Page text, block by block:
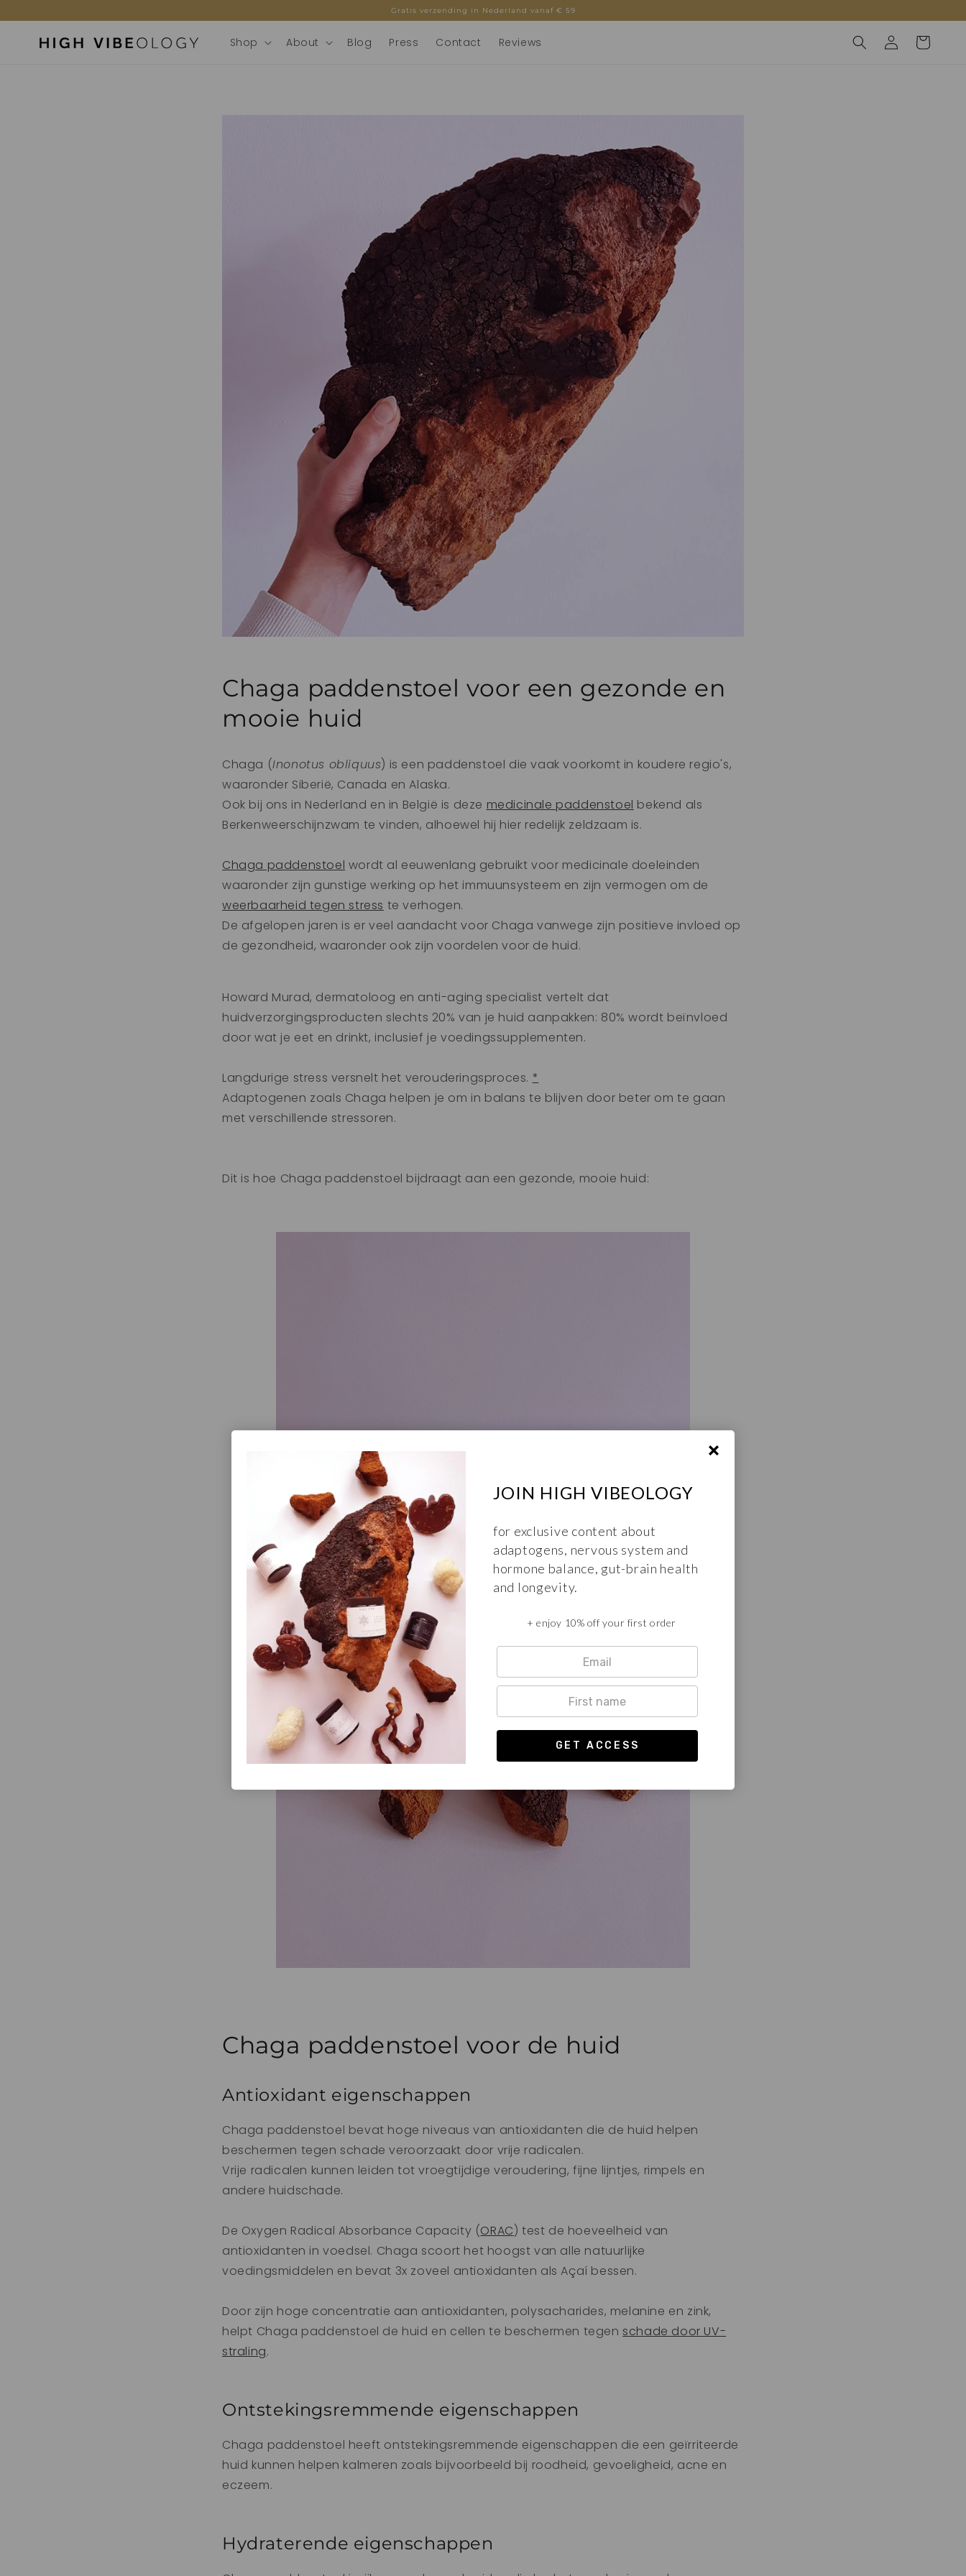
naar de
Gratis verzending in Nederland vanaf € 59
Shop About Blog Press Contact Reviews Inloggen
Winkelwagen
Chaga paddenstoel voor een gezonde en
mooie huid
Chaga (Inonotus obliquus) is een paddenstoel die vaak voorkomt in koudere regio's,
waaronder Siberië, Canada en Alaska.
Ook bij ons in Nederland en in België is deze medicinale paddenstoel bekend als
Berkenweerschijnzwam te vinden, alhoewel hij hier redelijk zeldzaam is.
Chaga paddenstoel wordt al eeuwenlang gebruikt voor medicinale doeleinden
waaronder zijn gunstige werking op het immuunsysteem en zijn vermogen om de
weerbaarheid tegen stress te verhogen.
De afgelopen jaren is er veel aandacht voor Chaga vanwege zijn positieve invloed op
de gezondheid, waaronder ook zijn voordelen voor de huid.
Howard Murad, dermatoloog en anti-aging specialist vertelt dat
huidverzorgingsproducten slechts 20% van je huid aanpakken: 80% wordt beïnvloed
door wat je eet en drinkt, inclusief je voedingssupplementen.
Langdurige stress versnelt het verouderingsproces. *
Adaptogenen zoals Chaga helpen je om in balans te blijven door beter om te gaan
met verschillende stressoren.
Dit is hoe Chaga paddenstoel bijdraagt aan een gezonde, mooie huid:
Chaga paddenstoel voor de huid
Antioxidant eigenschappen
Chaga paddenstoel bevat hoge niveaus van antioxidanten die de huid helpen
beschermen tegen schade veroorzaakt door vrije radicalen.
Vrije radicalen kunnen leiden tot vroegtijdige veroudering, fijne lijntjes, rimpels en
andere huidschade.
De Oxygen Radical Absorbance Capacity (ORAC) test de hoeveelheid van
antioxidanten in voedsel. Chaga scoort het hoogst van alle natuurlijke
voedingsmiddelen en bevat 3x zoveel antioxidanten als Açaí bessen.
Door zijn hoge concentratie aan antioxidanten, polysacharides, melanine en zink,
helpt Chaga paddenstoel de huid en cellen te beschermen tegen schade door UV-
straling.
Ontstekingsremmende eigenschappen
Chaga paddenstoel heeft ontstekingsremmende eigenschappen die een geïrriteerde
huid kunnen helpen kalmeren zoals bijvoorbeeld bij roodheid, gevoeligheid, acne en
eczeem.
Hydraterende eigenschappen
JOIN HIGH VIBEOLOGY
for exclusive content about
adaptogens, nervous system and
hormone balance, gut-brain health
and longevity.
+ enjoy 10% off your first order